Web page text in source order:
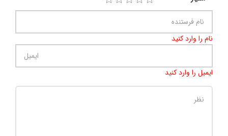
نام را وارد کنید
ایمیل را وارد کنید